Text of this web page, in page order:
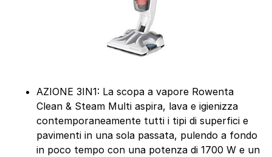
AZIONE 3IN1: La scopa a vapore Rowenta
Clean & Steam Multi aspira, lava e igienizza
contemporaneamente tutti i tipi di superfici e
pavimenti in una sola passata, pulendo a fondo
in poco tempo con una potenza di 1700 W e un